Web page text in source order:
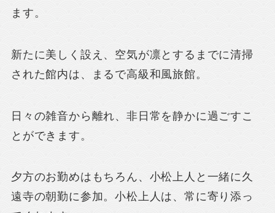
ます。
新たに美しく設え、空気が凛とするまでに清掃
された館内は、まるで高級和風旅館。
日々の雑音から離れ、非日常を静かに過ごすこ
とができます。
夕方のお勤めはもちろん、小松上人と一緒に久
遠寺の朝勤に参加。小松上人は、常に寄り添っ